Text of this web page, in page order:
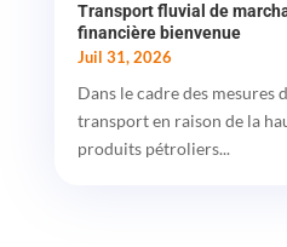
Transport fluvial de
financière bienvenue
Juil 31, 2026
Dans le cadre des mesures
transport en raison de la
produits pétroliers...